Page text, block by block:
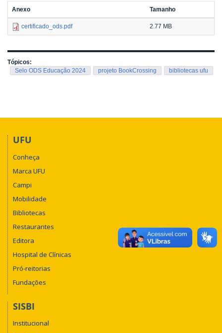
Anexo Tamanho
certificado_ods.pdf 2.77 MB
Tópicos:
Selo ODS Educação 2024
projeto BookCrossing bibliotecas ufu
UFU
Conheça
Marca UFU
Campi
Mobilidade
Bibliotecas
Restaurantes
Editora
Hospital de Clínicas
Pró-reitorias
Fundações
SISBI
Institucional